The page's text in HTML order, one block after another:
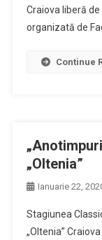
Craiova liberă
organizată de
Continue
„Oltenia”
Ianuarie 22,
Stagiunea
„Oltenia”